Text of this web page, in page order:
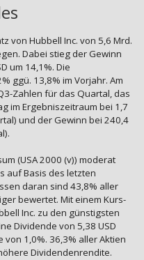
von Hubbell Inc. von 5,6 Mrd.
Dabei stieg der Gewinn
um 14,1%. Die
ggü. 13,8% im Vorjahr. Am
Zahlen für das Quartal, das
im Ergebniszeitraum bei 1,7
und der Gewinn bei 240,4
(USA 2000 (v)) moderat
auf Basis des letzten
daran sind 43,8% aller
bewertet. Mit einem Kurs-
Inc. zu den günstigsten
Dividende von 5,38 USD
1,0%. 36,3% aller Aktien
Dividendenrendite.